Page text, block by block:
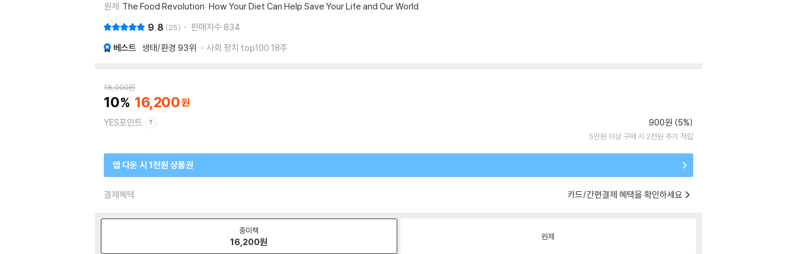
원제 The Food Revolution: How Your Diet Can Help Save Your Life and Our World
9.8 25 판매지수 834
베스트 생태/환경 93위 사회 정치 top100 18주
18,000원
10 16,200
YES포인트 900원 (5%)
5만원 이상 구매 시 2천원 추가 적립
앱 다운 시 1천원 상품권
결제혜택 카드/간편결제 혜택을 확인하세요
종이책
16,200원 원제